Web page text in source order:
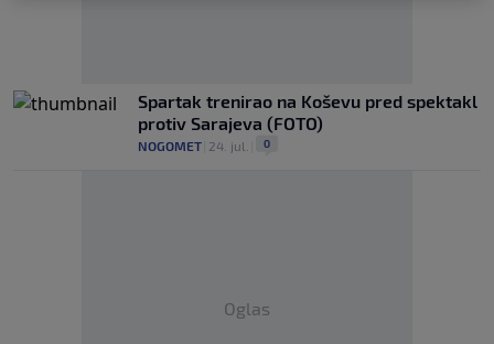
Spartak trenirao na Koševu pred spektakl
protiv Sarajeva (FOTO)
NOGOMET 24. jul. 0
Oglas